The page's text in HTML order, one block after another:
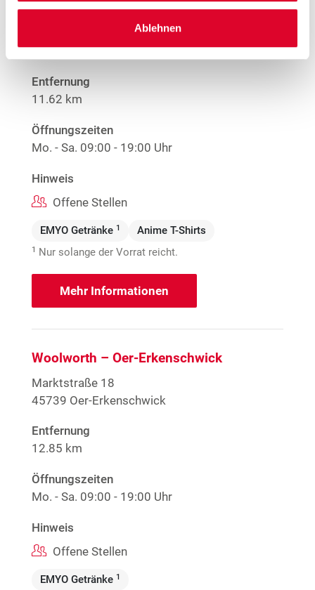
Ablehnen
Woolworth – Marl
45768 Marl
Entfernung
11.62 km
Öffnungszeiten
Mo. - Sa. 09:00 - 19:00 Uhr
Hinweis
Offene Stellen
EMYO Getränke 1 Anime T-Shirts
1 Nur solange der Vorrat reicht.
Mehr Informationen
Woolworth – Oer-Erkenschwick
Marktstraße 18
45739 Oer-Erkenschwick
Entfernung
12.85 km
Öffnungszeiten
Mo. - Sa. 09:00 - 19:00 Uhr
Hinweis
Offene Stellen
EMYO Getränke 1